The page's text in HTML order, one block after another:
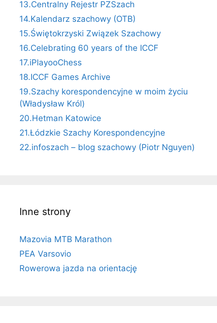
13.Centralny Rejestr PZSzach
14.Kalendarz szachowy (OTB)
15.Świętokrzyski Związek Szachowy
16.Celebrating 60 years of the ICCF
17.iPlayooChess
18.ICCF Games Archive
19.Szachy korespondencyjne w moim życiu
(Władysław Król)
20.Hetman Katowice
21.Łódzkie Szachy Korespondencyjne
22.infoszach – blog szachowy (Piotr Nguyen)
Inne strony
Mazovia MTB Marathon
PEA Varsovio
Rowerowa jazda na orientację